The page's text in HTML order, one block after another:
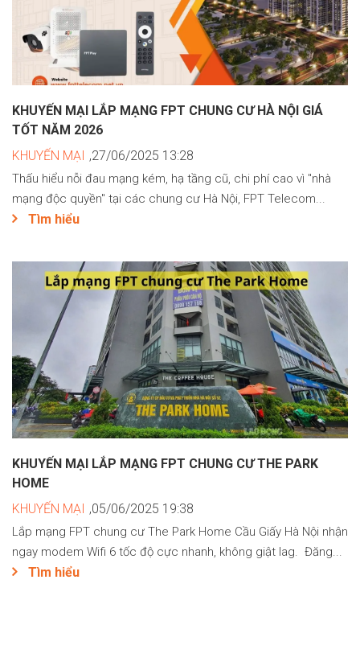
KHUYẾN MẠI LẮP MẠNG FPT CHUNG CƯ HÀ NỘI GIÁ
TỐT NĂM 2026
KHUYẾN MẠI ,27/06/2025 13:28
Thấu hiểu nỗi đau mạng kém, hạ tầng cũ, chi phí cao vì "nhà
mạng độc quyền" tại các chung cư Hà Nội, FPT Telecom...
Tìm hiểu
KHUYẾN MẠI LẮP MẠNG FPT CHUNG CƯ THE PARK
HOME
KHUYẾN MẠI ,05/06/2025 19:38
Lắp mạng FPT chung cư The Park Home Cầu Giấy Hà Nội nhận
ngay modem Wifi 6 tốc độ cực nhanh, không giật lag. Đăng...
Tìm hiểu